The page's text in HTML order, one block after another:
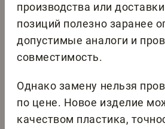
производства или
позиций полезно заранее
допустимые аналоги и
совместимость.
Однако замену нельзя
по цене. Новое изделие
качеством пластика,